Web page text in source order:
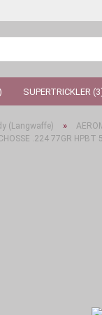
SUPERTRICKLER
(Langwaffe) »
.224 77GR HPBT